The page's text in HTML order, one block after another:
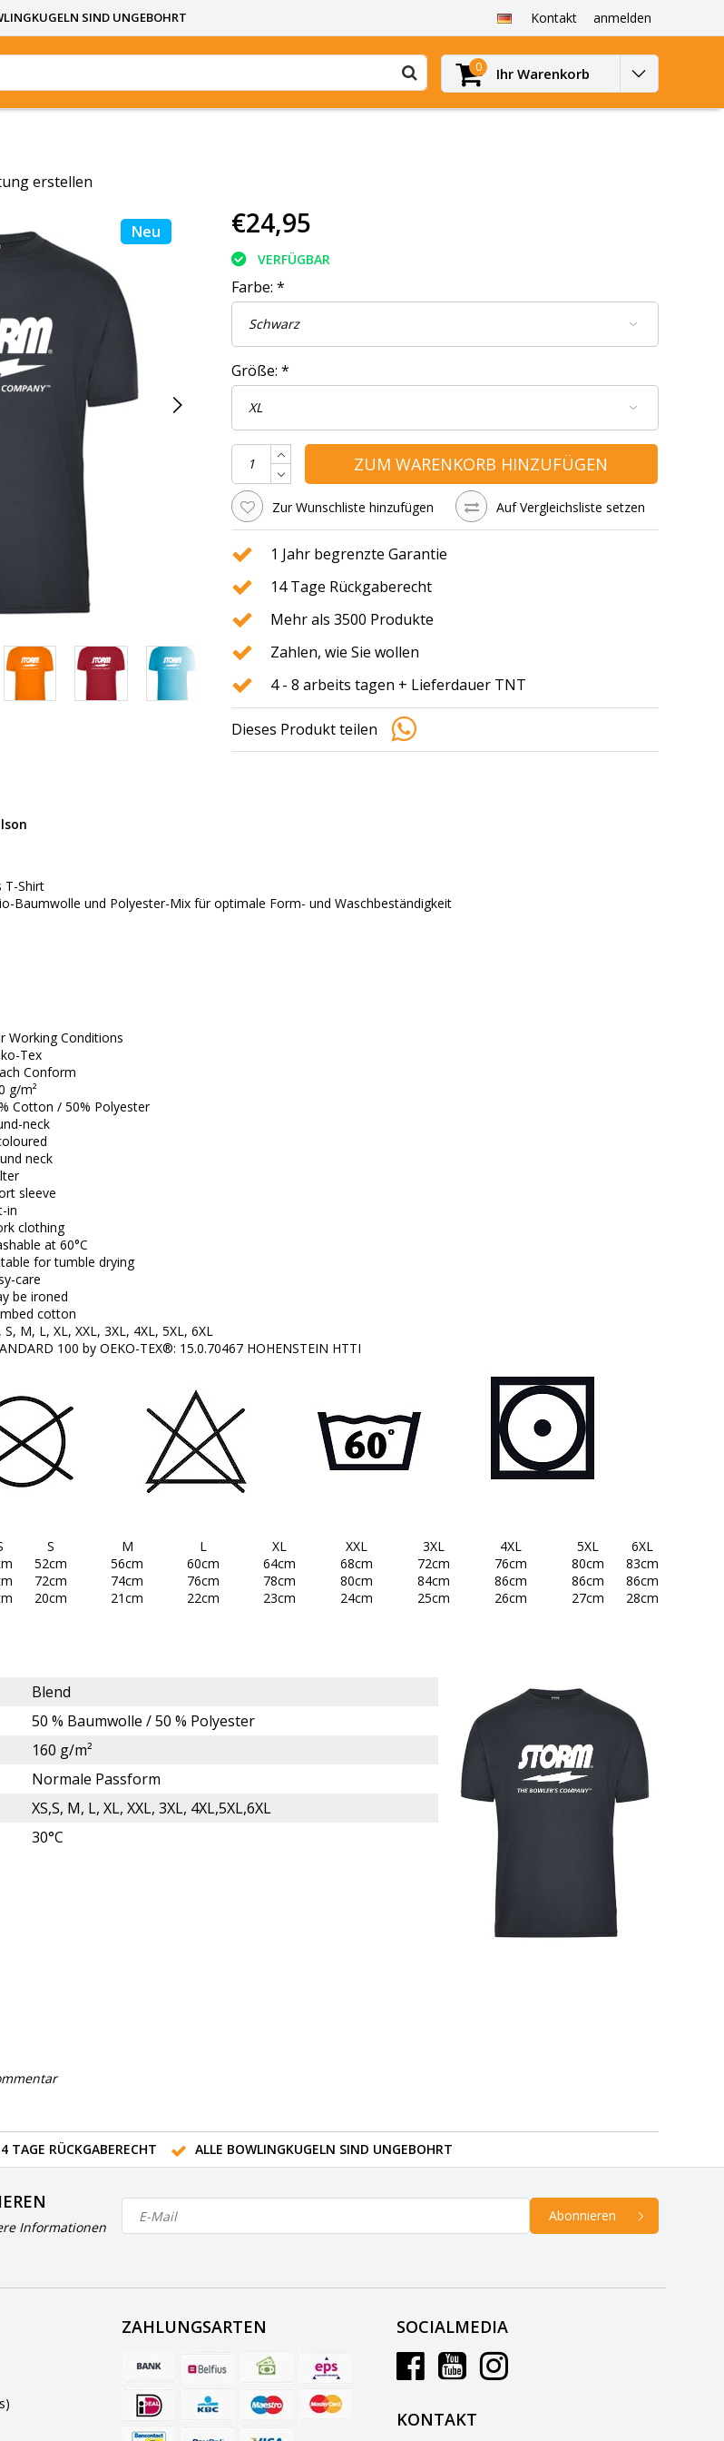
SIND UNGEBOHRT Kontakt anmelden
0 Ihr Warenkorb
erstellen
Neu €24,95
VERFÜGBAR
Farbe: *
Größe: *
ZUM WARENKORB HINZUFÜGEN
Zur Wunschliste hinzufügen Auf Vergleichsliste setzen
1 Jahr begrenzte Garantie
14 Tage Rückgaberecht
Mehr als 3500 Produkte
Zahlen, wie Sie wollen
4 - 8 arbeits tagen + Lieferdauer TNT
Dieses Produkt teilen
T-Shirt
Baumwolle und Polyester-Mix für optimale Form- und Waschbeständigkeit
Working Conditions
Tex
Conform
g/m²
Cotton / 50% Polyester
neck
neck
sleeve
in
clothing
at 60°C
for tumble drying
care
be ironed
cotton
S, M, L, XL, XXL, 3XL, 4XL, 5XL, 6XL
100 by OEKO-TEX®: 15.0.70467 HOHENSTEIN HTTI
S M L XL XXL 3XL 4XL 5XL
6XL
52cm 56cm 60cm 64cm 68cm 72cm 76cm 80cm
83cm
72cm 74cm 76cm 78cm 80cm 84cm 86cm 86cm
86cm
20cm 21cm 22cm 23cm 24cm 25cm 26cm 27cm 28cm
Blend
50 % Baumwolle / 50 % Polyester
160 g/m²
Normale Passform
XS,S, M, L, XL, XXL, 3XL, 4XL,5XL,6XL
30°C
TAGE RÜCKGABERECHT ALLE BOWLINGKUGELN SIND UNGEBOHRT
Informationen
Abonnieren
ZAHLUNGSARTEN SOCIALMEDIA
KONTAKT